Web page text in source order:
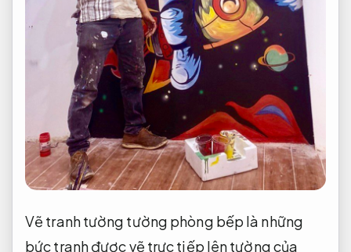
Vẽ tranh tường tường phòng bếp là những
bức tranh được vẽ trực tiếp lên tường của